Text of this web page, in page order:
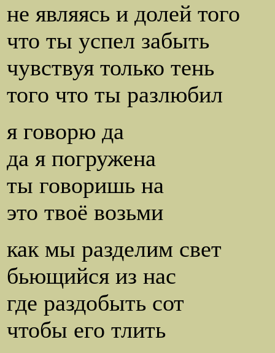
не являясь и долей того
что ты успел забыть
чувствуя только тень
того что ты разлюбил
я говорю да
да я погружена
ты говоришь на
это твоё возьми
как мы разделим свет
бьющийся из нас
где раздобыть сот
чтобы его тлить